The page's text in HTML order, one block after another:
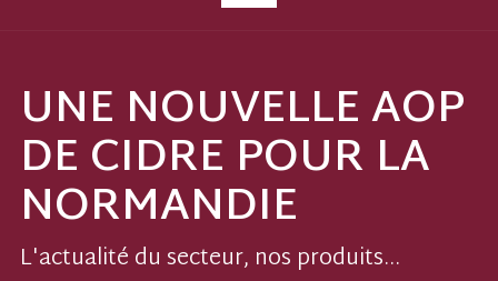
UNE NOUVELLE AOP
DE CIDRE POUR LA
NORMANDIE
L'actualité du secteur, nos produits...